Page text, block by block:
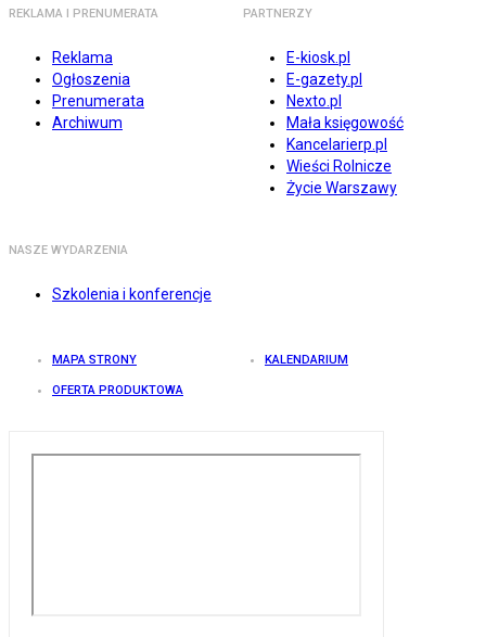
REKLAMA I PRENUMERATA
Reklama
Ogłoszenia
Prenumerata
Archiwum
PARTNERZY
E-kiosk.pl
E-gazety.pl
Nexto.pl
Mała księgowość
Kancelarierp.pl
Wieści Rolnicze
Życie Warszawy
NASZE WYDARZENIA
Szkolenia i konferencje
MAPA STRONY KALENDARIUM
OFERTA PRODUKTOWA